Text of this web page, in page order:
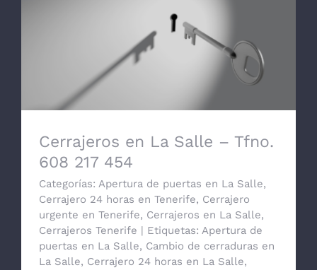
Cerrajeros en La Salle – Tfno. 608 217
Cerrajeros en La Salle – Tfno.
608 217 454
Categorías: Apertura de puertas en La Salle,
Cerrajero 24 horas en Tenerife, Cerrajero
urgente en Tenerife, Cerrajeros en La Salle,
Cerrajeros Tenerife | Etiquetas: Apertura de
puertas en La Salle, Cambio de cerraduras en
La Salle, Cerrajero 24 horas en La Salle,